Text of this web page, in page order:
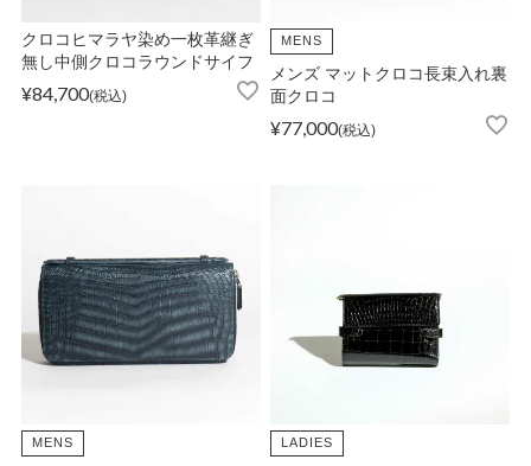
問い合わせ
クロコヒマラヤ染め一枚革継ぎ
無し中側クロコラウンドサイフ
¥84,700 税込
MENS
メンズ マットクロコ長束入れ裏
面クロコ
¥77,000 税込
MENS LADIES